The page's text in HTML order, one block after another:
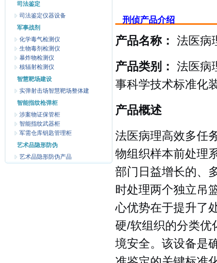
司法鉴定
司法鉴定仪器设备
军事战剂
化学毒气检测仪
生物毒剂检测仪
暴炸物检测仪
核辐射检测仪
智慧靶场建设
实弹射击场智慧靶场整体建
智能指纹枪弹柜
涉案物证保管柜
智能指纹武器柜
军需仓库钥匙管理柜
艺术品隐形防伪
艺术品隐形防伪产品
刑侦产品介绍
产品名称： 法医病
产品类别：
法医病
事科学技术标准化
产品概述
法医病理高效多任
物组织样本前处理
部门日益增长的、
时处理两个独立吊
心优势在于提升了
硬/软组织的分类优
境安全。该设备是